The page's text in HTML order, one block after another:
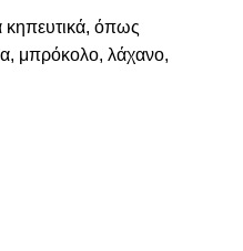
κηπευτικά, όπως
μπρόκολο, λάχανο,